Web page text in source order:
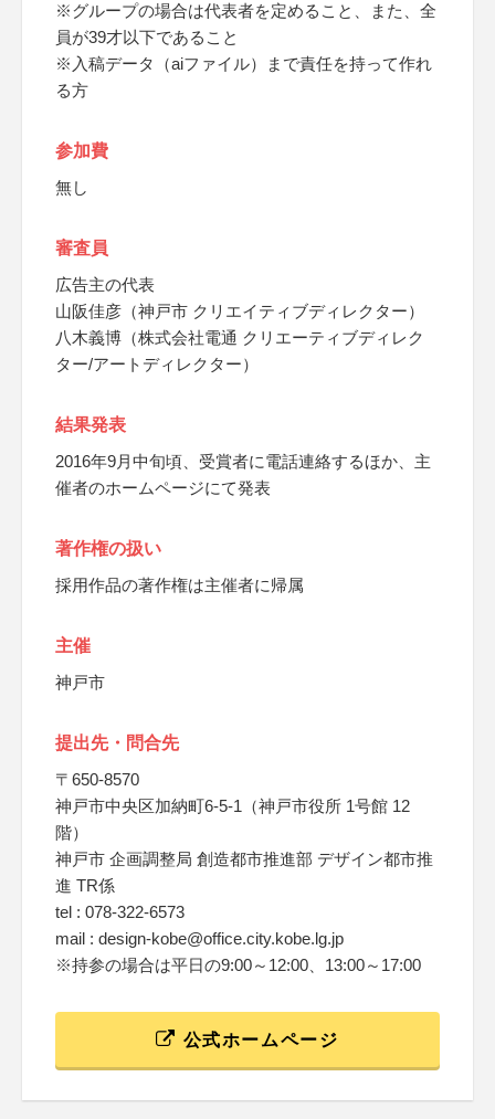
※グループの場合は代表者を定めること、また、全
員が39才以下であること
※入稿データ（aiファイル）まで責任を持って作れ
る方
参加費
無し
審査員
広告主の代表
山阪佳彦（神戸市 クリエイティブディレクター）
八木義博（株式会社電通 クリエーティブディレク
ター/アートディレクター）
結果発表
2016年9月中旬頃、受賞者に電話連絡するほか、主
催者のホームページにて発表
著作権の扱い
採用作品の著作権は主催者に帰属
主催
神戸市
提出先・問合先
〒650-8570
神戸市中央区加納町6-5-1（神戸市役所 1号館 12
階）
神戸市 企画調整局 創造都市推進部 デザイン都市推
進 TR係
tel : 078-322-6573
mail : design-kobe@office.city.kobe.lg.jp
※持参の場合は平日の9:00～12:00、13:00～17:00
公式ホームページ